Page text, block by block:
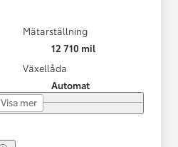
Mätarställning
12 710 mil
Växellåda
Automat
Visa mer